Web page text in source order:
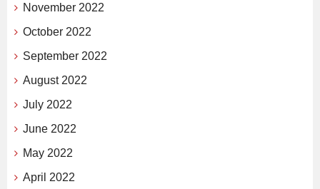
November 2022
October 2022
September 2022
August 2022
July 2022
June 2022
May 2022
April 2022